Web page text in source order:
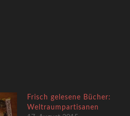
Frisch gelesene Bücher:
Weltraumpartisanen